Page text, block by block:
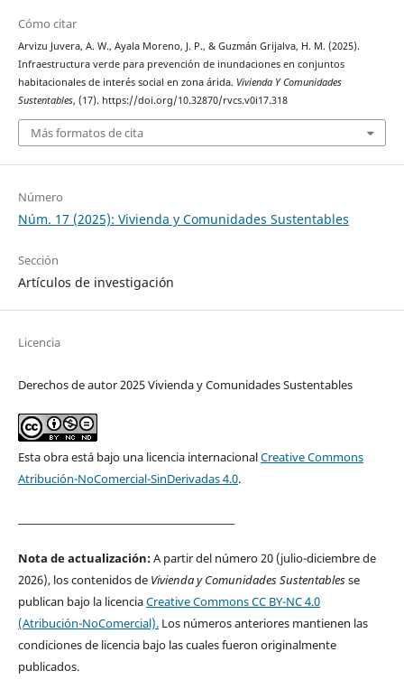
Cómo citar
Arvizu Juvera, A. W., Ayala Moreno, J. P., & Guzmán Grijalva, H. M. (2025).
Infraestructura verde para prevención de inundaciones en conjuntos
habitacionales de interés social en zona árida. Vivienda Y Comunidades
Sustentables, (17). https://doi.org/10.32870/rvcs.v0i17.318
Más formatos de cita
Número
Núm. 17 (2025): Vivienda y Comunidades Sustentables
Sección
Artículos de investigación
Licencia
Derechos de autor 2025 Vivienda y Comunidades Sustentables
Esta obra está bajo una licencia internacionalCreative Commons
Atribución-NoComercial-SinDerivadas 4.0.
Nota de actualización:A partir del número 20 (julio-diciembre de
2026), los contenidos de Vivienda y Comunidades Sustentablesse
publican bajo la licenciaCreative Commons CC BY-NC 4.0
(Atribución-NoComercial).Los números anteriores mantienen las
condiciones de licencia bajo las cuales fueron originalmente
publicados.